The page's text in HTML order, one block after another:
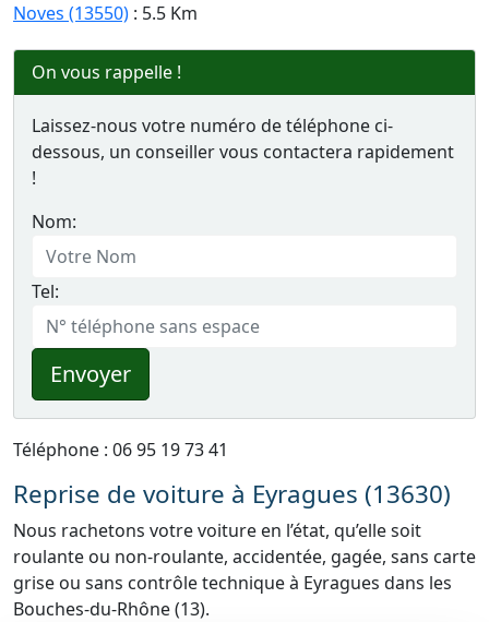
Noves (13550) : 5.5 Km
On vous rappelle !
Laissez-nous votre numéro de téléphone ci-
dessous, un conseiller vous contactera rapidement
!
Nom:
Tel:
Envoyer
Téléphone : 06 95 19 73 41
Reprise de voiture à Eyragues (13630)
Nous rachetons votre voiture en l’état, qu’elle soit
roulante ou non-roulante, accidentée, gagée, sans carte
grise ou sans contrôle technique à Eyragues dans les
Bouches-du-Rhône (13).